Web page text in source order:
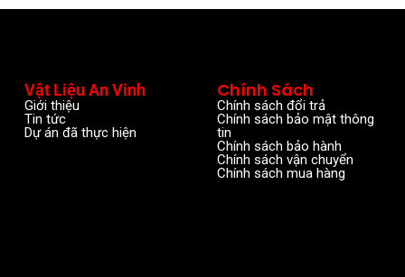
Vật Liệu An Vinh
Giới thiệu
Tin tức
Dự án đã thực hiện
Chính Sách
Chính sách đổi trả
Chính sách bảo mật thông
tin
Chính sách bảo hành
Chính sách vận chuyển
Chính sách mua hàng